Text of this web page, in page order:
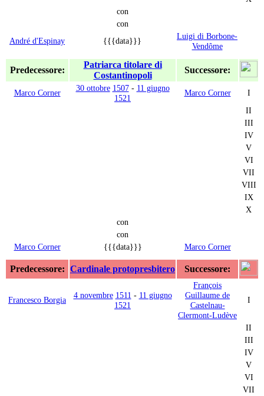
con
con
André d'Espinay
{{{data}}}
Luigi di Borbone-
Vendôme
Predecessore:
Patriarca titolare di
Costantinopoli
Successore:
Marco Corner 30 ottobre 1507- 11 giugno
1521
Marco Corner
I
II
III
IV
V
VI
VII
VIII
IX
X
con
con
Marco Corner
{{{data}}} Marco Corner
Predecessore: Cardinale protopresbitero Successore:
Francesco Borgia 4 novembre 1511 - 11 giugno
1521
François
Guillaume de
Castelnau-
Clermont-Ludève
I
II
III
IV
V
VI
VII